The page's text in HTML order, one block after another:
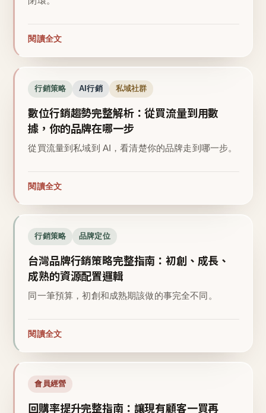
閱讀全文
行銷策略 AI行銷 私域社群
數位行銷趨勢完整解析：從買流量到用數
據，你的品牌在哪一步
從買流量到私域到 AI，看清楚你的品牌走到哪一步。
閱讀全文
行銷策略 品牌定位
台灣品牌行銷策略完整指南：初創、成長、
成熟的資源配置邏輯
同一筆預算，初創和成熟期該做的事完全不同。
閱讀全文
會員經營
回購率提升完整指南：讓現有顧客一買再